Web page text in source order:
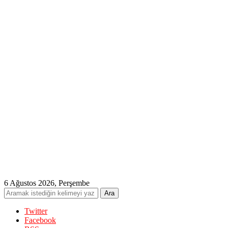
6 Ağustos 2026, Perşembe
Twitter
Facebook